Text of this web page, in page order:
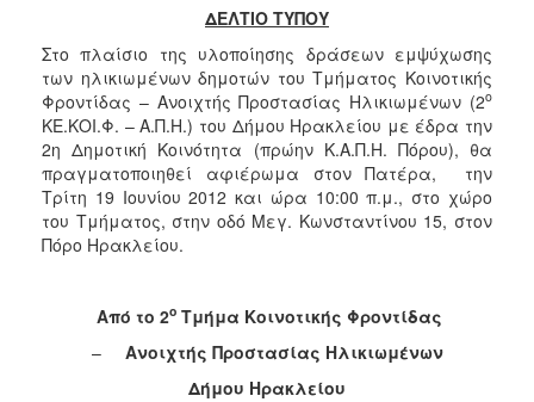
Κ.Δ.Α.Π.Α.μεΑ.
Αδειοδότηση
&
Έλεγχος
Βρεφονηπιακών
Σταθμών
Δημοτικό
Ιατρείο
Γυναικών
Κέντρο
ΔΕΛΤΙΟ ΤΥΠΟΥ
Στο πλαίσιο της υλοποίησης δράσεων εμψύχωσης
των ηλικιωμένων δημοτών του Τμήματος Κοινοτικής
Φροντίδας – Ανοιχτής Προστασίας Ηλικιωμένων (2ο
ΚΕ.ΚΟΙ.Φ. – Α.Π.Η.) του Δήμου Ηρακλείου με έδρα την
2η Δημοτική Κοινότητα (πρώην Κ.Α.Π.Η. Πόρου), θα
πραγματοποιηθεί αφιέρωμα στον Πατέρα, την
Τρίτη 19 Ιουνίου 2012 και ώρα 10:00 π.μ., στο χώρο
του Τμήματος, στην οδό Μεγ. Κωνσταντίνου 15, στον
Πόρο Ηρακλείου.
Aπό το 2ο Τμήμα Κοινοτικής Φροντίδας
– Ανοιχτής Προστασίας Ηλικιωμένων
Δήμου Ηρακλείου